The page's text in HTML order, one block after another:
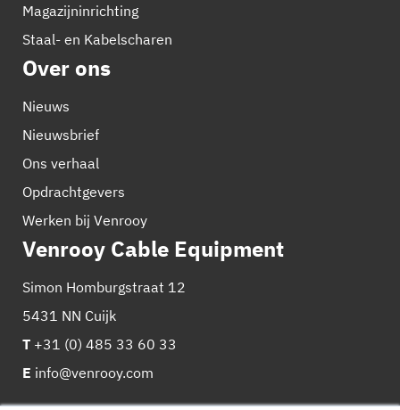
Magazijninrichting
Staal- en Kabelscharen
Over ons
Nieuws
Nieuwsbrief
Ons verhaal
Opdrachtgevers
Werken bij Venrooy
Venrooy Cable Equipment
Simon Homburgstraat 12
5431 NN Cuijk
T +31 (0) 485 33 60 33
E info@venrooy.com